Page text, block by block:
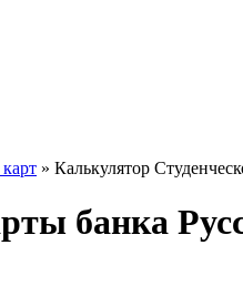
» Калькулятор
банка